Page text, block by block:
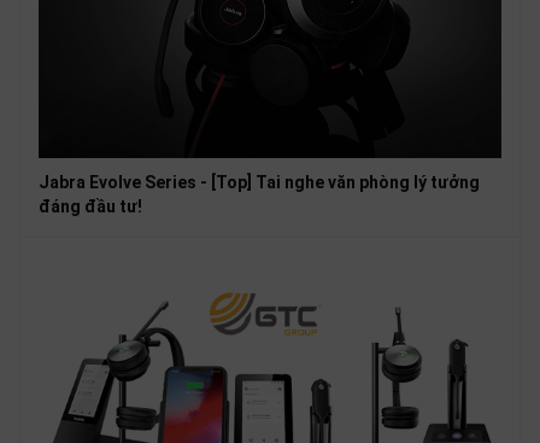
Jabra Evolve Series - [Top] Tai nghe văn phòng lý tưởng
đáng đầu tư!